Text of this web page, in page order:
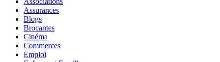
Assurances
Blogs
Brocantes
Cinéma
Commerces
Emploi